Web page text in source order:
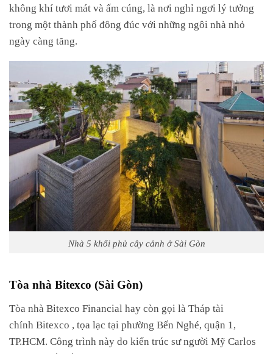
không khí tươi mát và ấm cúng, là nơi nghỉ ngơi lý tưởng
trong một thành phố đông đúc với những ngôi nhà nhỏ
ngày càng tăng.
Nhà 5 khối phủ cây cảnh ở Sài Gòn
Tòa nhà Bitexco (Sài Gòn)
Tòa nhà Bitexco Financial hay còn gọi là Tháp tài
chính Bitexco tọa lạc tại phường Bến Nghé, quận 1,
TP.HCM. Công trình này do kiến ​​trúc sư người Mỹ Carlos